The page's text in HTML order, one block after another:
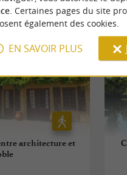
architecture et
. Certaines pages du site
également des cookies.
EN SAVOIR PLUS